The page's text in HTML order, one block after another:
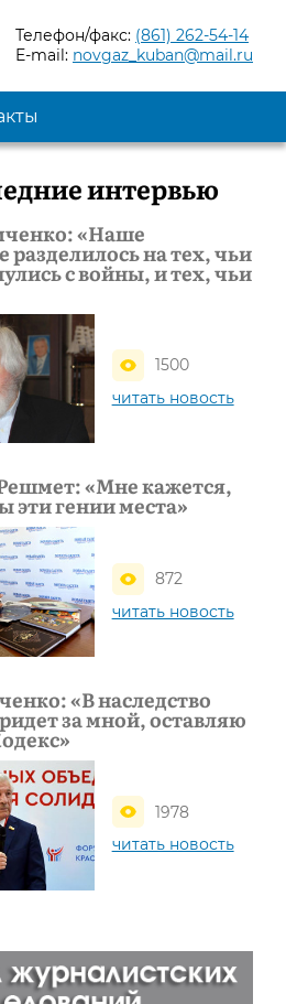
Телефон/факс: (861) 262-54-14
E-mail: novgaz_kuban@mail.ru
интервью
«Наше
разделилось на тех, чьи
с войны, и тех, чьи
1500
читать новость
«Мне кажется,
эти гении места»
872
читать новость
«В наследство
за мной, оставляю
1978
читать новость